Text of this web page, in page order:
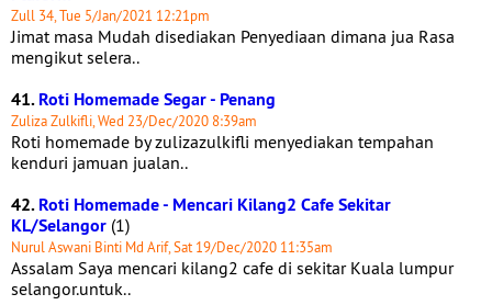
Zull 34, Tue 5/Jan/2021 12:21pm
Jimat masa Mudah disediakan Penyediaan dimana jua Rasa
mengikut selera..
41.Roti Homemade Segar - Penang
Zuliza Zulkifli, Wed 23/Dec/2020 8:39am
Roti homemade by zulizazulkifli menyediakan tempahan
kenduri jamuan jualan..
42.Roti Homemade - Mencari Kilang2 Cafe Sekitar
KL/Selangor (1)
Nurul Aswani Binti Md Arif, Sat 19/Dec/2020 11:35am
Assalam Saya mencari kilang2 cafe di sekitar Kuala lumpur
selangor.untuk..